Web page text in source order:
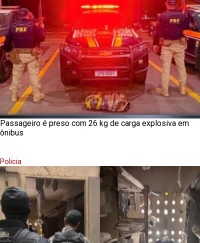
Passageiro é preso com 26 kg de carga explosiva em
ônibus
Policia